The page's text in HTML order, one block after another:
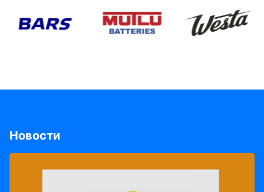
Новости